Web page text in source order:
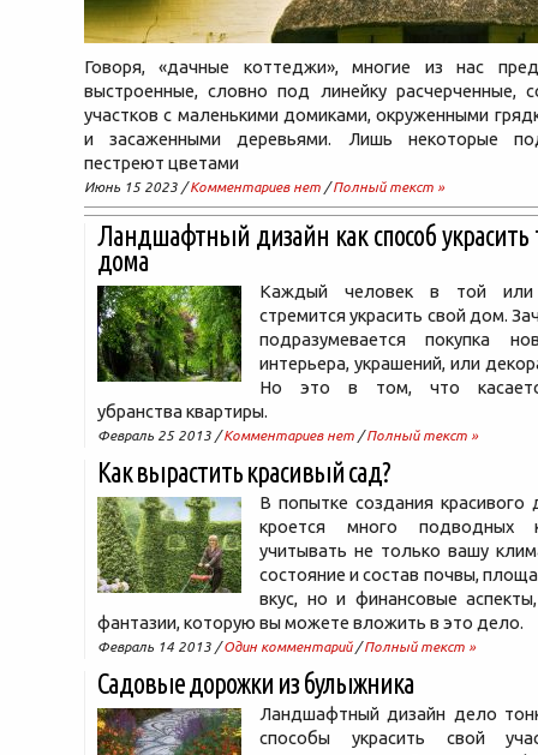
Говоря, «дачные коттеджи», многие из нас
выстроенные, словно под линейку расчерченные,
участков с маленькими домиками, окруженными
и засаженными деревьями. Лишь некоторые
пестреют цветами
Июнь 15 2023 /Комментариев нет /Полный текст »
Ландшафтный дизайн как способ украсить
дома
Каждый человек в той или
стремится украсить свой дом.
подразумевается покупка
интерьера, украшений, или
Но это в том, что
убранства квартиры.
Февраль 25 2013 /Комментариев нет /Полный текст »
Как вырастить красивый сад?
В попытке создания красивого
кроется много подводных
учитывать не только вашу
состояние и состав почвы,
вкус, но и финансовые
фантазии, которую вы можете вложить в это дело.
Февраль 14 2013 /Один комментарий/Полный текст »
Садовые дорожки из булыжника
Ландшафтный дизайн дело
способы украсить свой